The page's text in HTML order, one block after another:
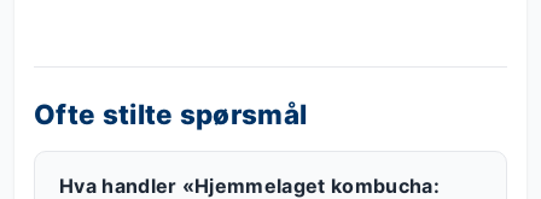
Ofte stilte spørsmål
Hva handler «Hjemmelaget kombucha: